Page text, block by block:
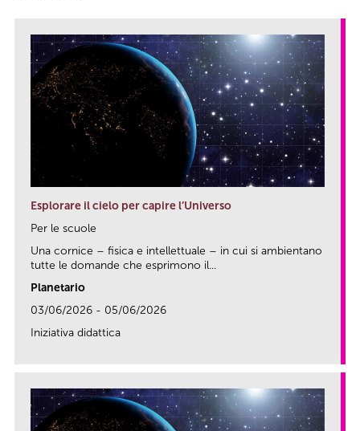
Esplorare il cielo per capire l’Universo
Per le scuole
Una cornice – fisica e intellettuale – in cui si ambientano
tutte le domande che esprimono il...
Planetario
03/06/2026 - 05/06/2026
Iniziativa didattica